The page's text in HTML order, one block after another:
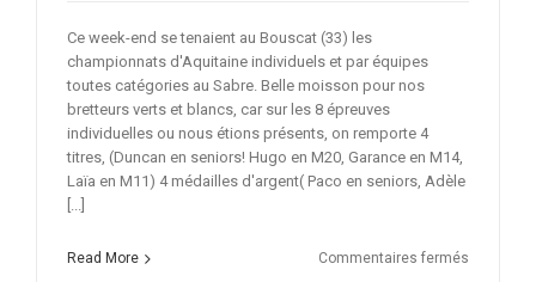
Ce week-end se tenaient au Bouscat (33) les
championnats d'Aquitaine individuels et par équipes
toutes catégories au Sabre. Belle moisson pour nos
bretteurs verts et blancs, car sur les 8 épreuves
individuelles ou nous étions présents, on remporte 4
titres, (Duncan en seniors! Hugo en M20, Garance en M14,
Laïa en M11) 4 médailles d'argent( Paco en seniors, Adèle
Read More Commentaires fermés